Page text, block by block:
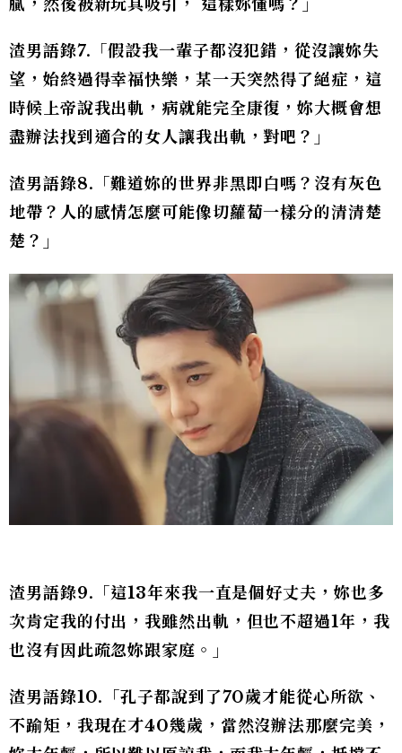
膩，然後被新玩具吸引， 這樣妳懂嗎？」
渣男語錄7.「假設我一輩子都沒犯錯，從沒讓妳失
望，始終過得幸福快樂，某一天突然得了絕症，這
時候上帝說我出軌，病就能完全康復，妳大概會想
盡辦法找到適合的女人讓我出軌，對吧？」
渣男語錄8.「難道妳的世界非黑即白嗎？沒有灰色
地帶？人的感情怎麼可能像切蘿蔔一樣分的清清楚
楚？」
渣男語錄9.「這13年來我一直是個好丈夫，妳也多
次肯定我的付出，我雖然出軌，但也不超過1年，我
也沒有因此疏忽妳跟家庭。」
渣男語錄10.「孔子都說到了70歲才能從心所欲、
不踰矩，我現在才40幾歲，當然沒辦法那麼完美，